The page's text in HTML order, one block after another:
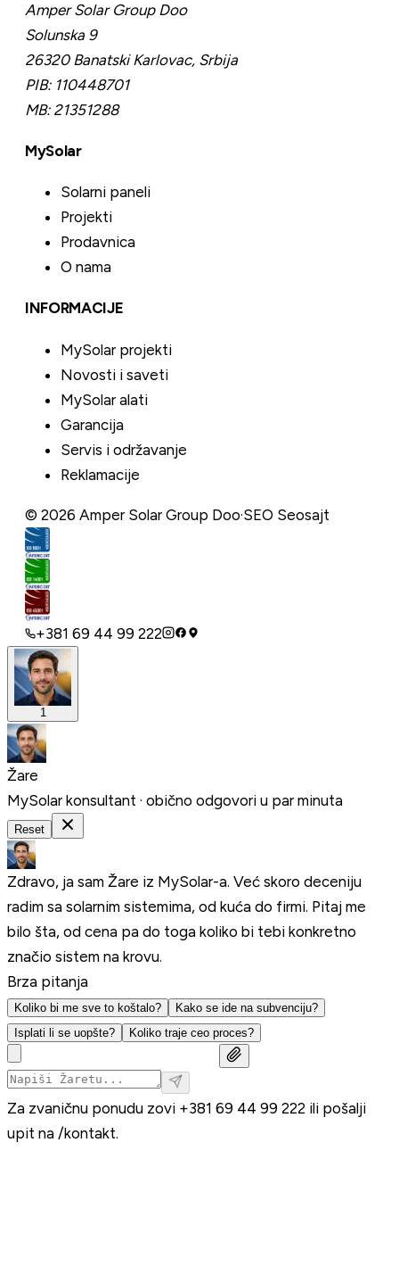
Amper Solar Group Doo
Solunska 9
26320 Banatski Karlovac, Srbija
PIB: 110448701
MB: 21351288
MySolar
Solarni paneli
Projekti
Prodavnica
O nama
INFORMACIJE
MySolar projekti
Novosti i saveti
MySolar alati
Garancija
Servis i održavanje
Reklamacije
© 2026 Amper Solar Group Doo·SEO Seosajt
+381 69 44 99 222
1
Žare
MySolar konsultant · obično odgovori u par minuta
Reset
Zdravo, ja sam Žare iz MySolar-a. Već skoro deceniju
radim sa solarnim sistemima, od kuća do firmi. Pitaj me
bilo šta, od cena pa do toga koliko bi tebi konkretno
značio sistem na krovu.
Brza pitanja
Koliko bi me sve to koštalo?
Kako se ide na subvenciju?
Isplati li se uopšte?
Koliko traje ceo proces?
Za zvaničnu ponudu zovi +381 69 44 99 222 ili pošalji
upit na /kontakt.